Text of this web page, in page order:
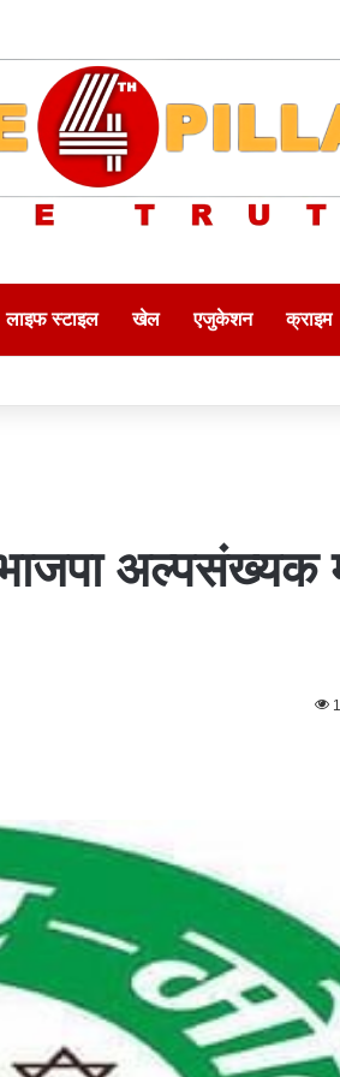
लाइफ स्टाइल खेल एजुकेशन क्राइम
अल्पसंख्यक
1